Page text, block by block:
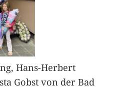
Hans-Herbert
Gobst von der Bad